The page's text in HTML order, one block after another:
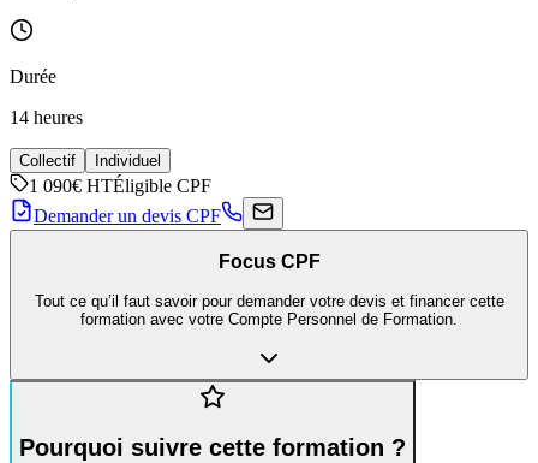
Durée
14 heures
Collectif Individuel
1 090€ HTÉligible CPF
Demander un devis CPF
Focus CPF
Tout ce qu’il faut savoir pour demander votre devis et financer cette
formation avec votre Compte Personnel de Formation.
Pourquoi suivre cette formation ?